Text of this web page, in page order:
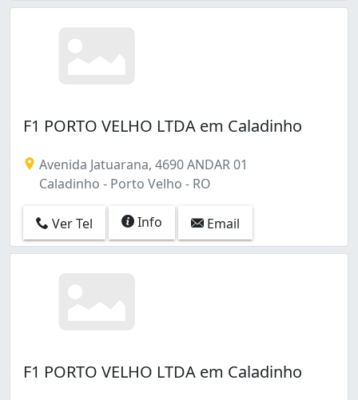
F1 PORTO VELHO LTDA em Caladinho
Avenida Jatuarana, 4690 ANDAR 01
Caladinho - Porto Velho - RO
Ver Tel Info Email
F1 PORTO VELHO LTDA em Caladinho